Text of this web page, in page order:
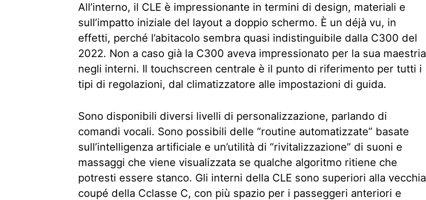
All’interno, il CLE è impressionante in termini di design, materiali e
sull’impatto iniziale del layout a doppio schermo. È un déjà vu, in
effetti, perché l’abitacolo sembra quasi indistinguibile dalla C300 del
2022. Non a caso già la C300 aveva impressionato per la sua maestria
negli interni. Il touchscreen centrale è il punto di riferimento per tutti i
tipi di regolazioni, dal climatizzatore alle impostazioni di guida.
Sono disponibili diversi livelli di personalizzazione, parlando di
comandi vocali. Sono possibili delle “routine automatizzate” basate
sull’intelligenza artificiale e un’utilità di “rivitalizzazione” di suoni e
massaggi che viene visualizzata se qualche algoritmo ritiene che
potresti essere stanco. Gli interni della CLE sono superiori alla vecchia
coupé della Cclasse C, con più spazio per i passeggeri anteriori e